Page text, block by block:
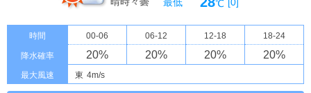
℃
時間 00-06 06-12 12-18 18-24
降水確率 20% 20% 20% 20%
最大風速 東 4m/s